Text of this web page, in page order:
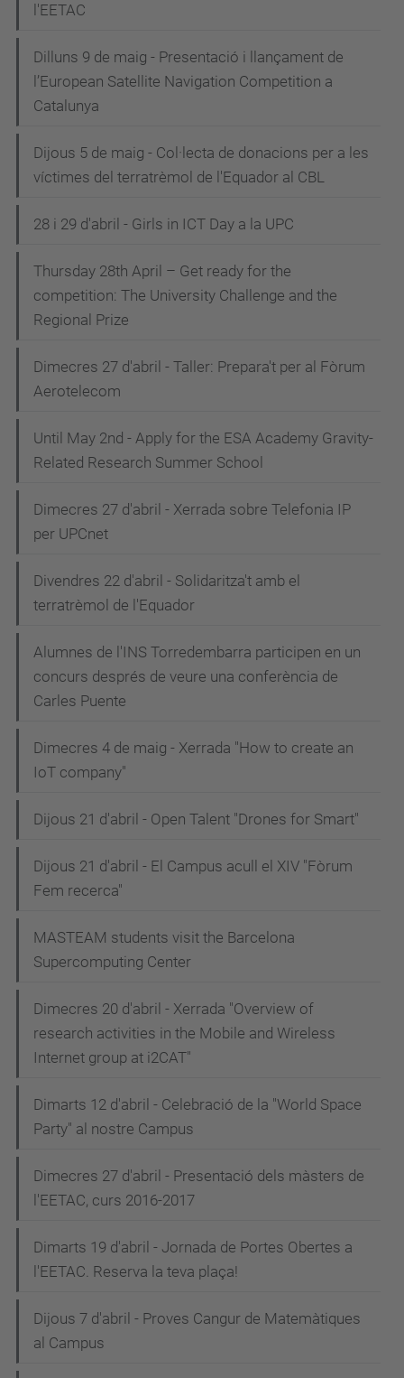
l'EETAC
Dilluns 9 de maig - Presentació i llançament de
l’European Satellite Navigation Competition a
Catalunya
Dijous 5 de maig - Col·lecta de donacions per a les
víctimes del terratrèmol de l'Equador al CBL
28 i 29 d'abril - Girls in ICT Day a la UPC
Thursday 28th April – Get ready for the
competition: The University Challenge and the
Regional Prize
Dimecres 27 d'abril - Taller: Prepara't per al Fòrum
Aerotelecom
Until May 2nd - Apply for the ESA Academy Gravity-
Related Research Summer School
Dimecres 27 d'abril - Xerrada sobre Telefonia IP
per UPCnet
Divendres 22 d'abril - Solidaritza't amb el
terratrèmol de l'Equador
Alumnes de l'INS Torredembarra participen en un
concurs després de veure una conferència de
Carles Puente
Dimecres 4 de maig - Xerrada "How to create an
IoT company"
Dijous 21 d'abril - Open Talent "Drones for Smart"
Dijous 21 d'abril - El Campus acull el XIV "Fòrum
Fem recerca"
MASTEAM students visit the Barcelona
Supercomputing Center
Dimecres 20 d'abril - Xerrada "Overview of
research activities in the Mobile and Wireless
Internet group at i2CAT"
Dimarts 12 d'abril - Celebració de la "World Space
Party" al nostre Campus
Dimecres 27 d'abril - Presentació dels màsters de
l'EETAC, curs 2016-2017
Dimarts 19 d'abril - Jornada de Portes Obertes a
l'EETAC. Reserva la teva plaça!
Dijous 7 d'abril - Proves Cangur de Matemàtiques
al Campus